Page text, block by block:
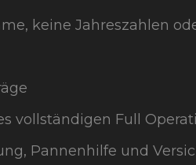
keine Jahreszahlen
vollständigen Full
Pannenhilfe und